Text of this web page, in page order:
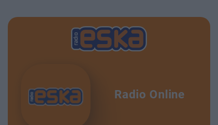
Radio Online